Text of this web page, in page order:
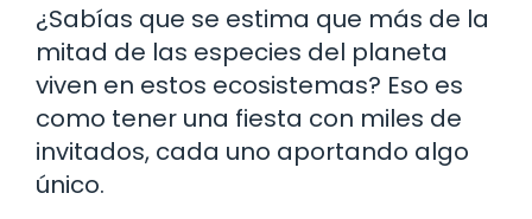
¿Sabías que se estima que más de la
mitad de las especies del planeta
viven en estos ecosistemas? Eso es
como tener una fiesta con miles de
invitados, cada uno aportando algo
único.